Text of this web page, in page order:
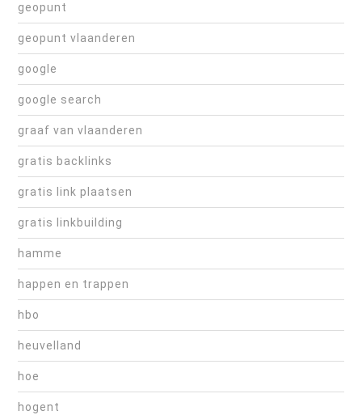
geopunt
geopunt vlaanderen
google
google search
graaf van vlaanderen
gratis backlinks
gratis link plaatsen
gratis linkbuilding
hamme
happen en trappen
hbo
heuvelland
hoe
hogent